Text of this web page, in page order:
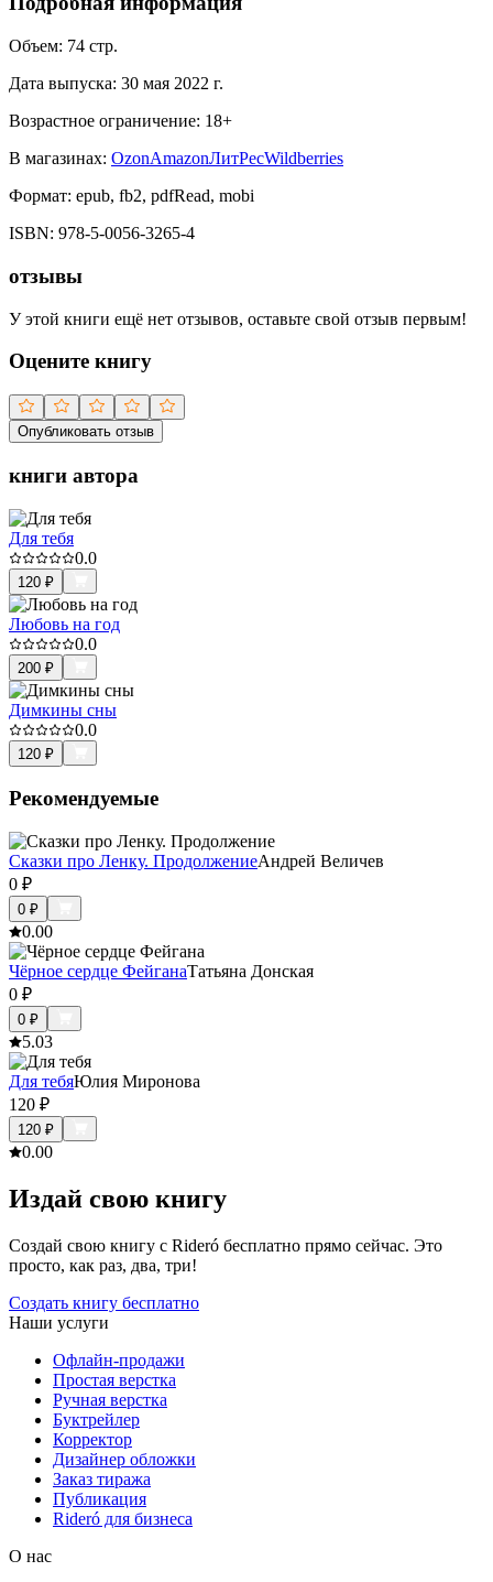
Объем: 74 стр.
Дата выпуска: 30 мая 2022 г.
Возрастное ограничение: 18+
В магазинах: OzonAmazonЛитРесWildberries
Формат: epub, fb2, pdfRead, mobi
ISBN: 978-5-0056-3265-4
отзывы
У этой книги ещё нет отзывов, оставьте свой отзыв первым!
Оцените книгу
Опубликовать отзыв
книги автора
Для тебя
0.0
120 ₽
Любовь на год
0.0
200 ₽
Димкины сны
0.0
120 ₽
Рекомендуемые
Сказки про Ленку. ПродолжениеАндрей Величев
0 ₽
0 ₽
0.00
Чёрное сердце ФейганаТатьяна Донская
0 ₽
0 ₽
5.03
Для тебяЮлия Миронова
120 ₽
120 ₽
0.00
Издай свою книгу
Создай свою книгу с Rideró бесплатно прямо сейчас. Это
просто, как раз, два, три!
Создать книгу бесплатно
Наши услуги
Офлайн-продажи
Простая верстка
Ручная верстка
Буктрейлер
Корректор
Дизайнер обложки
Заказ тиража
Публикация
Rideró для бизнеса
О нас